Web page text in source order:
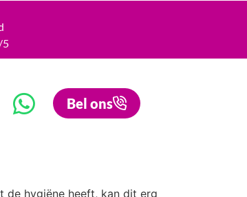
5
Bel ons
de hygiëne heeft, kan dit erg